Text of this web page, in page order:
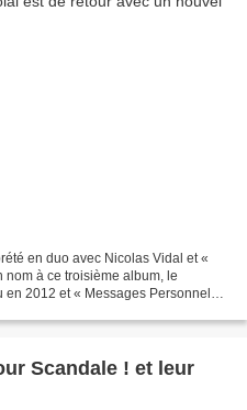
en duo avec Nicolas Vidal et «
nom à ce troisième album, le
2012 et « Messages Personnels »
Scandale ! et leur